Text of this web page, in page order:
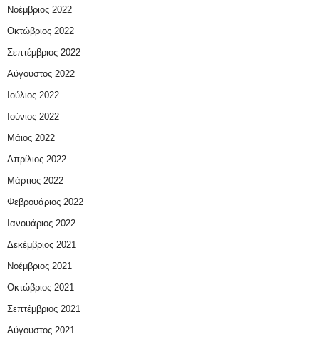
Νοέμβριος 2022
Οκτώβριος 2022
Σεπτέμβριος 2022
Αύγουστος 2022
Ιούλιος 2022
Ιούνιος 2022
Μάιος 2022
Απρίλιος 2022
Μάρτιος 2022
Φεβρουάριος 2022
Ιανουάριος 2022
Δεκέμβριος 2021
Νοέμβριος 2021
Οκτώβριος 2021
Σεπτέμβριος 2021
Αύγουστος 2021